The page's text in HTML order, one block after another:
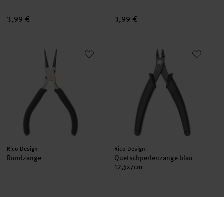
3,99 € 3,99 €
Rundzange
Hersteller:
Rico Design
Rundzange
Quetschperlenzange blau
Hersteller:
Rico Design
Quetschperlenzange blau
12,5x7cm